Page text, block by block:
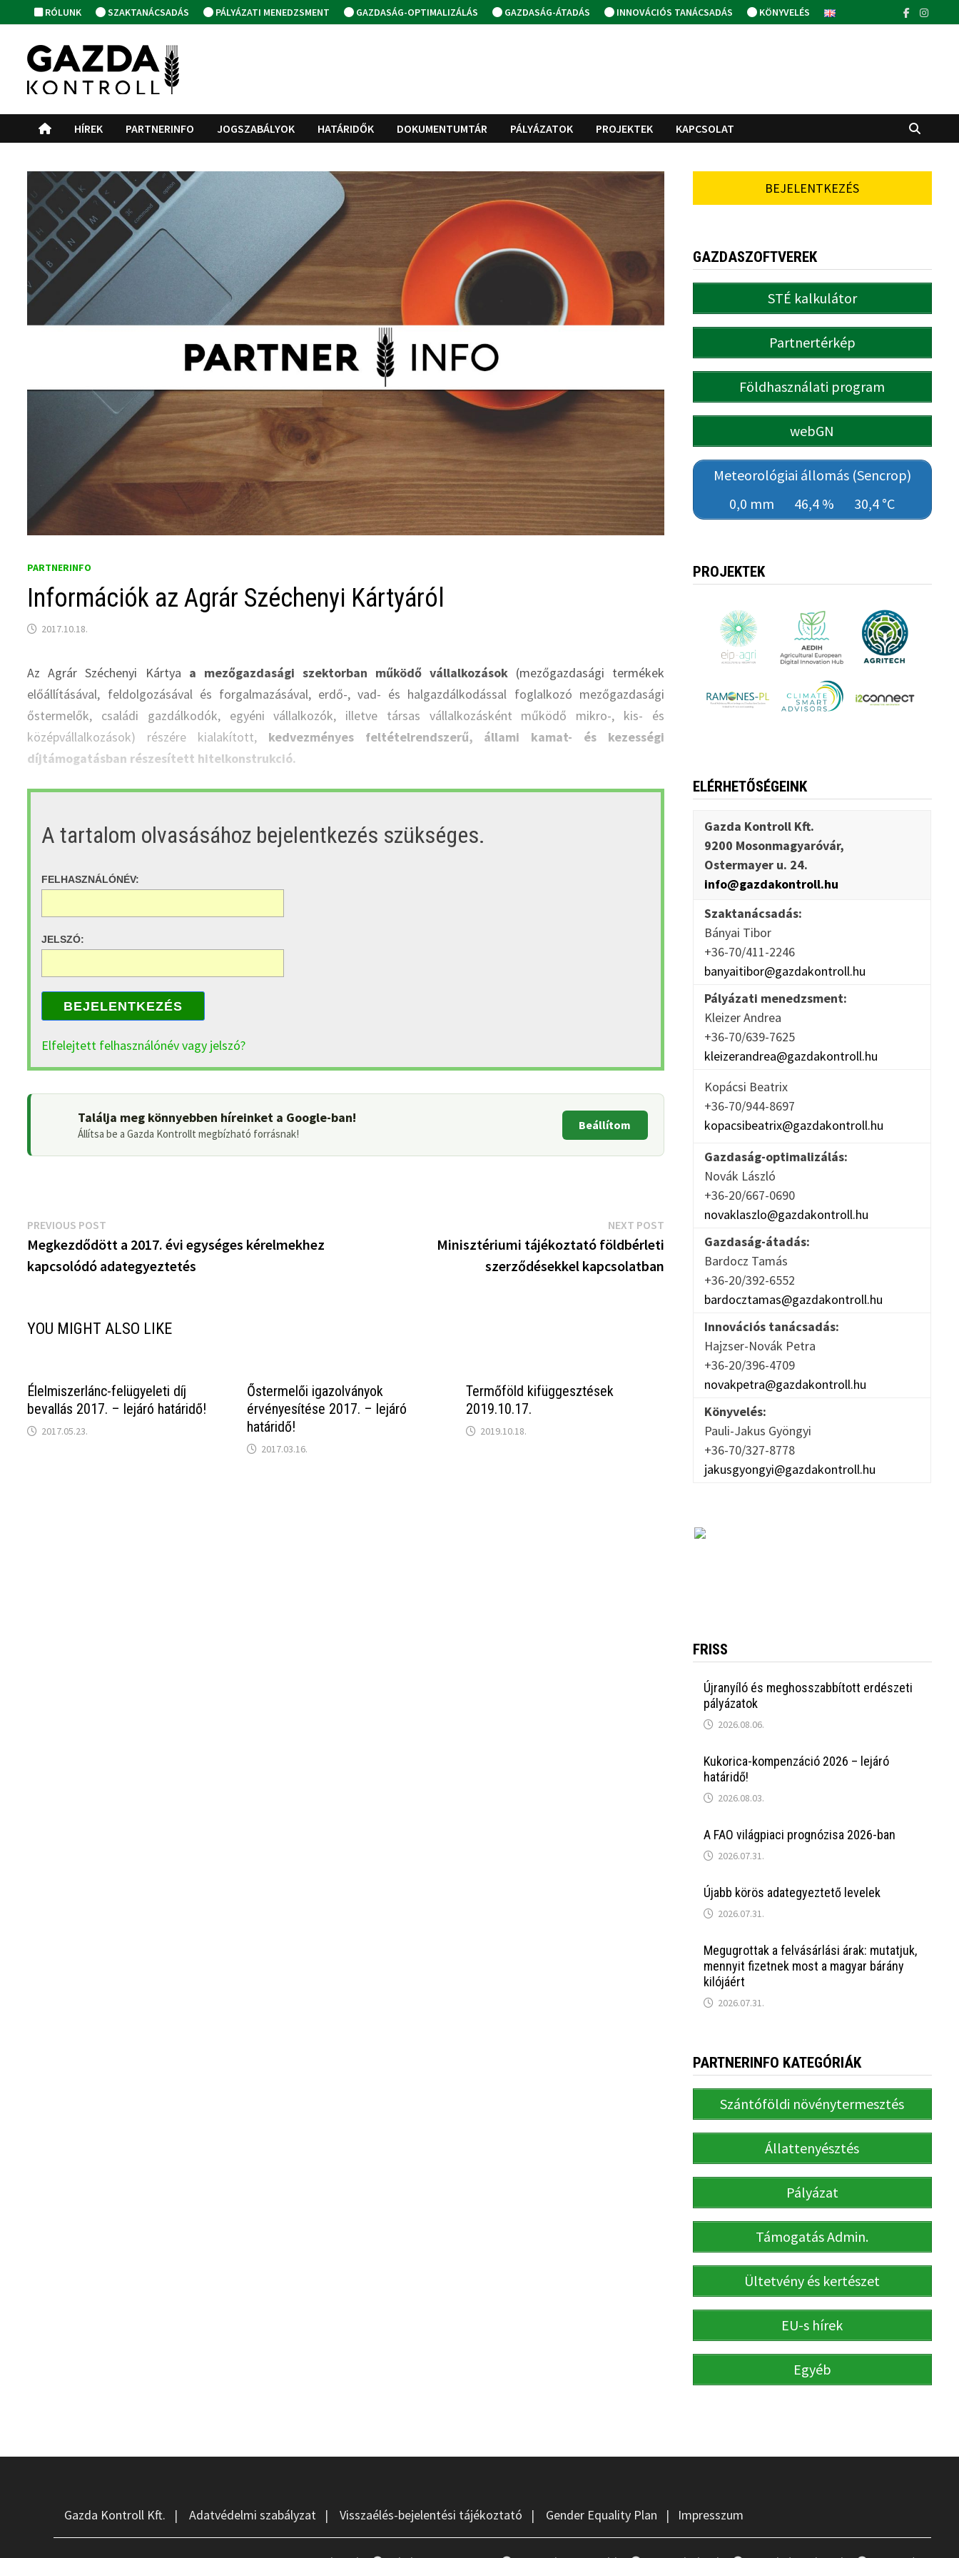
to
content
RÓLUNK SZAKTANÁCSADÁS PÁLYÁZATI MENEDZSMENT GAZDASÁG-OPTIMALIZÁLÁS GAZDASÁG-ÁTADÁS INNOVÁCIÓS TANÁCSADÁS KÖNYVELÉS
HÍREK PARTNERINFO JOGSZABÁLYOK HATÁRIDŐK DOKUMENTUMTÁR PÁLYÁZATOK PROJEKTEK KAPCSOLAT
PARTNERINFO
Információk az Agrár Széchenyi Kártyáról
2017.10.18.
Az Agrár Széchenyi Kártya a mezőgazdasági szektorban működő vállalkozások(mezőgazdasági termékek
előállításával, feldolgozásával és forgalmazásával, erdő-, vad- és halgazdálkodással foglalkozó mezőgazdasági
őstermelők, családi gazdálkodók, egyéni vállalkozók, illetve társas vállalkozásként működő mikro-, kis- és
középvállalkozások) részére kialakított, kedvezményes feltételrendszerű, állami kamat- és kezességi
díjtámogatásban részesített hitelkonstrukció.
A tartalom olvasásához bejelentkezés szükséges.
FELHASZNÁLÓNÉV:
JELSZÓ:
BEJELENTKEZÉS
Elfelejtett felhasználónév vagy jelszó?
Találja meg könnyebben híreinket a Google-ban!
Állítsa be a Gazda Kontrollt megbízható forrásnak!
Beállítom
Bejegyzés
navigáció
PREVIOUS POST
post:
Megkezdődött a 2017. évi egységes kérelmekhez
kapcsolódó adategyeztetés
NEXT POSTNext
post:
Minisztériumi tájékoztató földbérleti
szerződésekkel kapcsolatban
YOU MIGHT ALSO LIKE
Élelmiszerlánc-felügyeleti díj
bevallás 2017. – lejáró határidő!
2017.05.23.
Őstermelői igazolványok
érvényesítése 2017. – lejáró
határidő!
2017.03.16.
Termőföld kifüggesztések
2019.10.17.
2019.10.18.
BEJELENTKEZÉS
GAZDASZOFTVEREK
STÉ kalkulátor
Partnertérkép
Földhasználati program
webGN
Meteorológiai állomás (Sencrop)
0,0 mm
46,4 % 30,4 °C
PROJEKTEK
ELÉRHETŐSÉGEINK
Gazda Kontroll Kft.
9200 Mosonmagyaróvár,
Ostermayer u. 24.
info@gazdakontroll.hu
Szaktanácsadás:
Bányai Tibor
+36-70/411-2246
banyaitibor@gazdakontroll.hu
Pályázati menedzsment:
Kleizer Andrea
+36-70/639-7625
kleizerandrea@gazdakontroll.hu
Kopácsi Beatrix
+36-70/944-8697
kopacsibeatrix@gazdakontroll.hu
Gazdaság-optimalizálás:
Novák László
+36-20/667-0690
novaklaszlo@gazdakontroll.hu
Gazdaság-átadás:
Bardocz Tamás
+36-20/392-6552
bardocztamas@gazdakontroll.hu
Innovációs tanácsadás:
Hajzser-Novák Petra
+36-20/396-4709
novakpetra@gazdakontroll.hu
Könyvelés:
Pauli-Jakus Gyöngyi
+36-70/327-8778
jakusgyongyi@gazdakontroll.hu
FRISS
Újranyíló és meghosszabbított erdészeti
pályázatok
2026.08.06.
Kukorica-kompenzáció 2026 – lejáró
határidő!
2026.08.03.
A FAO világpiaci prognózisa 2026-ban
2026.07.31.
Újabb körös adategyeztető levelek
2026.07.31.
Megugrottak a felvásárlási árak: mutatjuk,
mennyit fizetnek most a magyar bárány
kilójáért
2026.07.31.
PARTNERINFO KATEGÓRIÁK
Szántóföldi növénytermesztés
Állattenyésztés
Pályázat
Támogatás Admin.
Ültetvény és kertészet
EU-s hírek
Egyéb
Gazda Kontroll Kft. |Adatvédelmi szabályzat |Visszaélés-bejelentési tájékoztató | Gender Equality Plan | Impresszum